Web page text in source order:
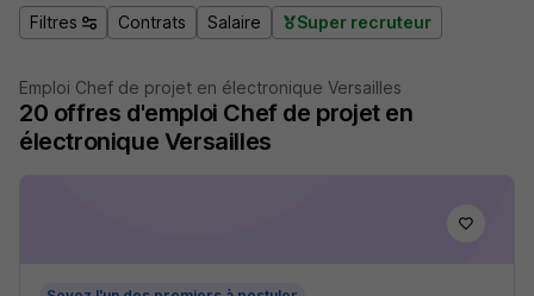
Filtres Contrats Salaire Super recruteur
Emploi Chef de projet en électronique Versailles
20 offres d'emploi Chef de projet en
électronique Versailles